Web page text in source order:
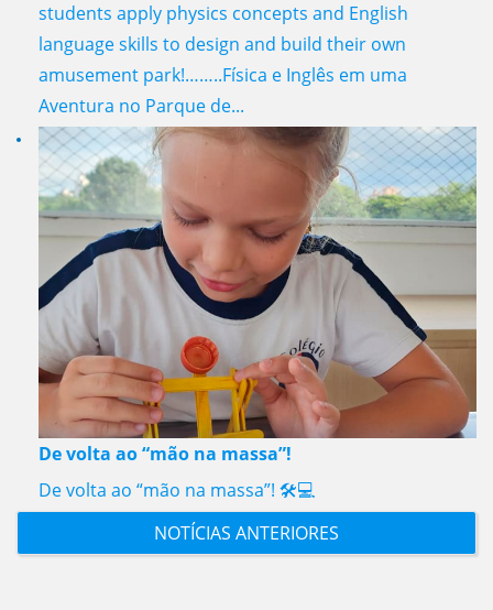
students apply physics concepts and English
language skills to design and build their own
amusement park!……..Física e Inglês em uma
Aventura no Parque de...
De volta ao “mão na massa”!
De volta ao “mão na massa”! 🛠️💻
NOTÍCIAS ANTERIORES